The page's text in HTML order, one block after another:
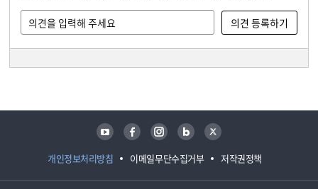
개인정보처리방침 이메일무단수집거부 저작권정책
유튜브 페이스북 인스타그램 블로그 트위터